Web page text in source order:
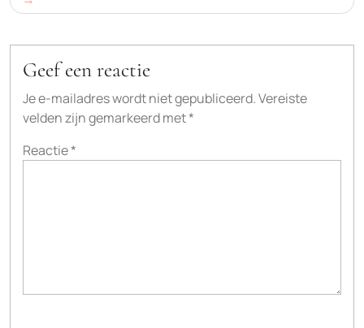
Geef een reactie
Je e-mailadres wordt niet gepubliceerd.Vereiste
velden zijn gemarkeerd met*
Reactie*